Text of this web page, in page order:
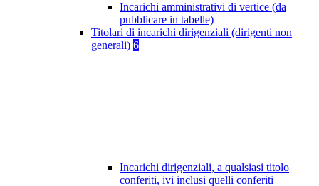
Incarichi amministrativi di vertice (da
pubblicare in tabelle)
Titolari di incarichi dirigenziali (dirigenti non
generali) 6
Incarichi dirigenziali, a qualsiasi titolo
conferiti, ivi inclusi quelli conferiti